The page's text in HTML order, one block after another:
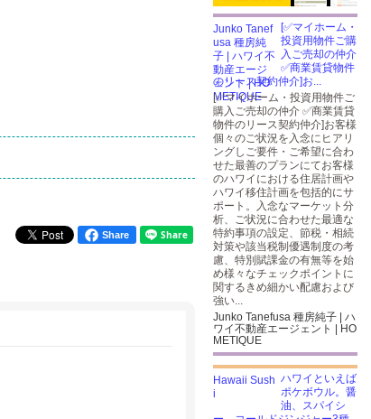
Share
[✅マイホーム・
投資用物件ご購
入ご売却の仲介
✅商業賃貸物件
のリース契約仲介]お...
[✅マイホーム・投資用物件ご
購入ご売却の仲介 ✅商業賃貸
物件のリース契約仲介]お客様
個々のご状況を入念にヒアリ
ングしご要件・ご希望に合わ
せた最善のプランにてお客様
のハワイにおける住居計画や
ハワイ移住計画を包括的にサ
ポート。入念なマーケット分
析、ご状況に合わせた最適な
特約事項の設定、節税・相続
対策や該当税制優遇制度の考
慮、特別賦課金の有無等を始
め様々なチェックポイントに
関するきめ細かい配慮および
強い...
Junko Tanefusa 種房純子 | ハ
ワイ不動産エージェント | HO
METIQUE
ハワイといえば
ポケボウル。醤
油、スパイシ